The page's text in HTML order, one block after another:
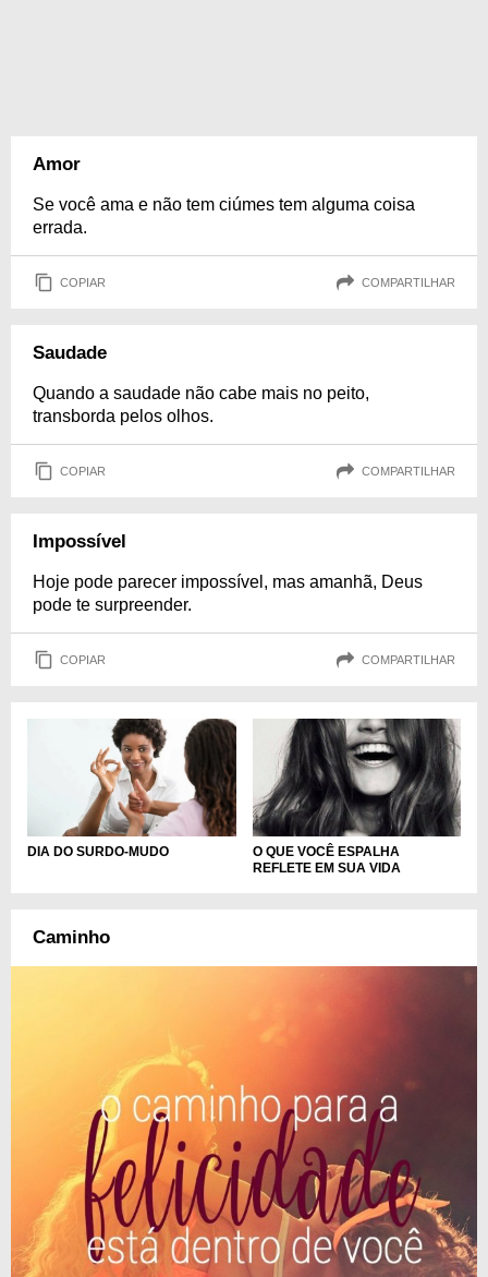
Amor
Se você ama e não tem ciúmes tem alguma coisa
errada.
COPIAR COMPARTILHAR
Saudade
Quando a saudade não cabe mais no peito,
transborda pelos olhos.
COPIAR COMPARTILHAR
Impossível
Hoje pode parecer impossível, mas amanhã, Deus
pode te surpreender.
COPIAR COMPARTILHAR
DIA DO SURDO-MUDO
O QUE VOCÊ ESPALHA
REFLETE EM SUA VIDA
Caminho